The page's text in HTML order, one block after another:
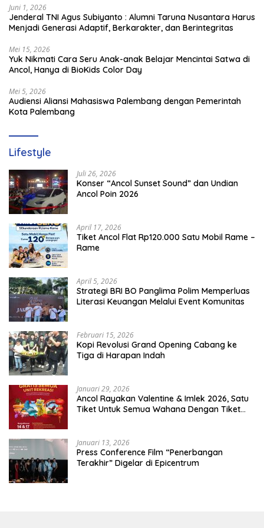
Juni 1, 2026
Jenderal TNI Agus Subiyanto : Alumni Taruna Nusantara Harus
Menjadi Generasi Adaptif, Berkarakter, dan Berintegritas
Mei 15, 2026
Yuk Nikmati Cara Seru Anak-anak Belajar Mencintai Satwa di
Ancol, Hanya di BioKids Color Day
Mei 5, 2026
Audiensi Aliansi Mahasiswa Palembang dengan Pemerintah
Kota Palembang
Lifestyle
Juli 26, 2026
Konser “Ancol Sunset Sound” dan Undian
Ancol Poin 2026
April 17, 2026
Tiket Ancol Flat Rp120.000 Satu Mobil Rame –
Rame
April 5, 2026
​Strategi BRI BO Panglima Polim Memperluas
Literasi Keuangan Melalui Event Komunitas
Februari 15, 2026
Kopi Revolusi Grand Opening Cabang ke
Tiga di Harapan Indah
Januari 29, 2026
Ancol Rayakan Valentine & Imlek 2026, Satu
Tiket Untuk Semua Wahana Dengan Tiket
Januari 13, 2026
Press Conference Film “Penerbangan
Terakhir” Digelar di Epicentrum